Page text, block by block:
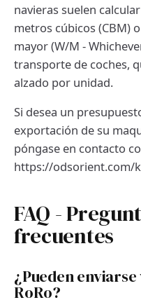
navieras suelen
metros cúbicos (CBM)
mayor (W/M -
transporte de coches,
alzado por unidad.
Si desea un
exportación de su
póngase en contacto
https://odsorient.com/
FAQ -
frecuentes
¿Pueden
RoRo?